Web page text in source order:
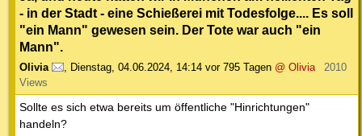
- in der Stadt - eine Schießerei mit Todesfolge.... Es soll
"ein Mann" gewesen sein. Der Tote war auch "ein
Mann".
Olivia , Dienstag, 04.06.2024, 14:14 vor 795 Tagen @ Olivia
2010
Views
Sollte es sich etwa bereits um öffentliche "Hinrichtungen"
handeln?